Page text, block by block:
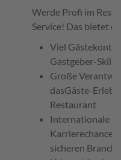
Werde Profi im
Service! Das bietet
Viel
Gastgeber-Skills
Große
dasGäste-
Restaurant
Internationale
sicheren Branche